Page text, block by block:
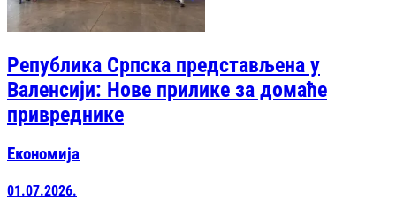
Република Српска представљена у
Валенсији: Нове прилике за домаће
привреднике
Економија
01.07.2026.